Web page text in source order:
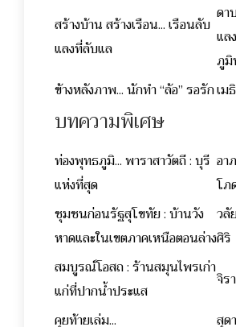
สร้างบ้าน สร้างเรือน... เรือนลับ
แลงที่ลับแล
ดา
แล
ภู
ข้างหลังภาพ... นักทำ “ล้อ” รอรักเม
บทความพิเศษ
ท่องพุทธภูมิ... พาราสาวัตถี : บุรี
แห่งที่สุด
อา
โภ
ชุมชนก่อนรัฐสุโขทัย : บ้านวัง
หาดและในเขตภาคเหนือตอนล่าง
วลั
ศิริ
สมบูรณ์โอสถ : ร้านสมุนไพรเก่า
แก่ที่ปากน้ำประแส
จิร
คุยท้ายเล่ม...
สุด